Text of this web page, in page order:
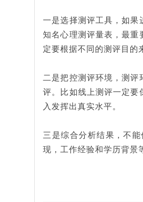
一是选择测评工具，如果
知名心理测评量表，最重
定要根据不同的测评目的
二是把控测评环境，测评
评。比如线上测评一定要
入发挥出真实水平。
三是综合分析结果，不
现，工作经验和学历背景